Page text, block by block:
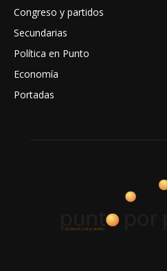
Congreso y partidos
Secundarias
Política en Punto
Economía
Portadas